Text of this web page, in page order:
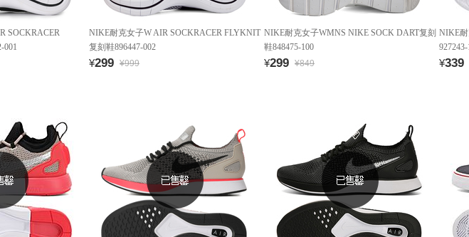
SOCKRACER
001
NIKE耐克女子W AIR SOCKRACER FLYKNIT
复刻鞋896447-002
¥299 ¥999
NIKE耐克女子WMNS NIKE SOCK DART复刻
鞋848475-100
¥299 ¥849
NIKE
¥339